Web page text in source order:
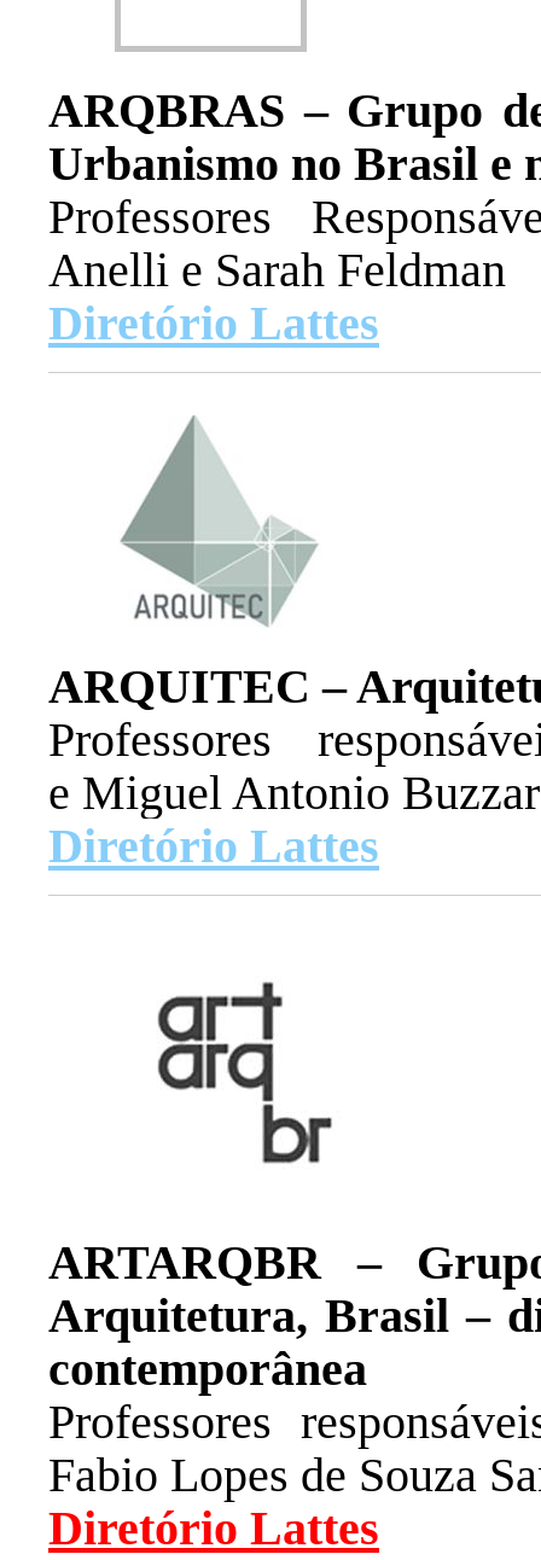
ARQBRAS – Grupo
Urbanismo no Brasil e
Professores
Anelli e Sarah Feldman
Diretório Lattes
ARQUITEC –
Professores
e Miguel Antonio Buzzar
Diretório Lattes
ARTARQBR –
Arquitetura, Brasil –
contemporânea
Professores
Fabio Lopes de Souza
Diretório Lattes